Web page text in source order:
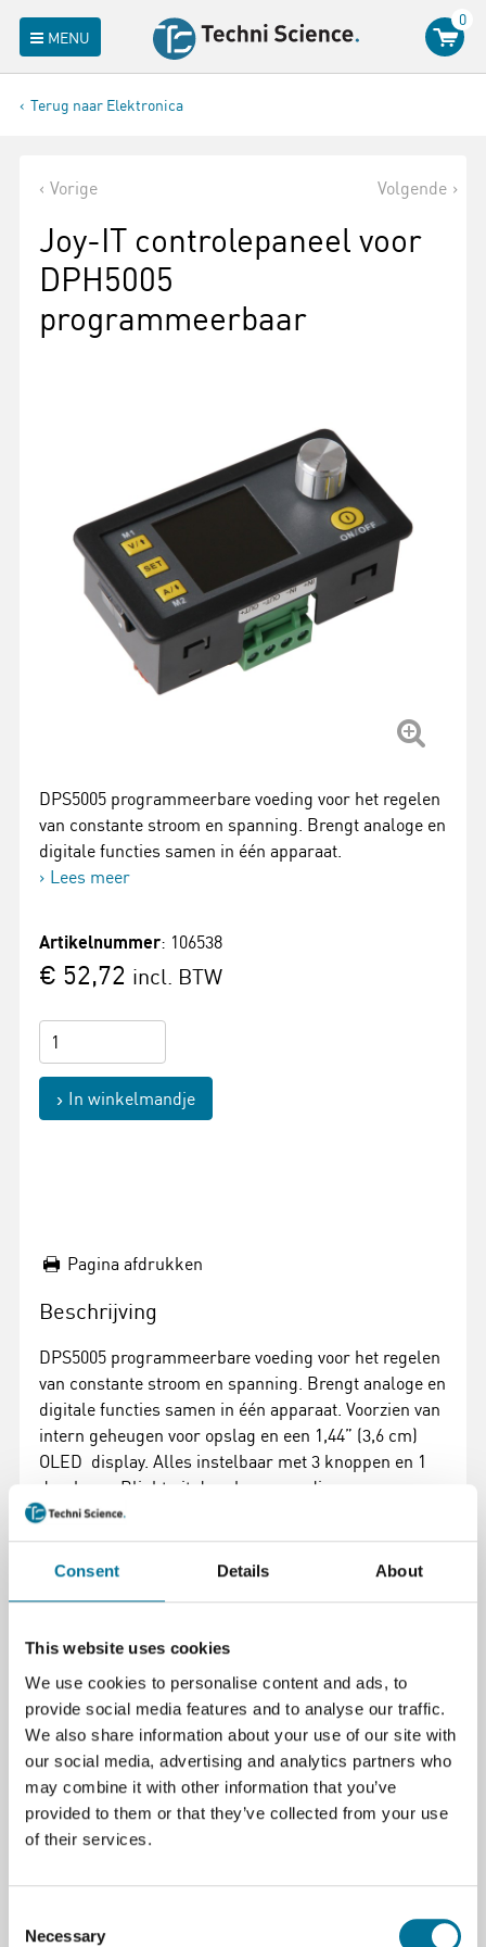
Consent Details About
This website uses cookies
We use cookies to personalise content and ads, to
provide social media features and to analyse our traffic.
We also share information about your use of our site with
our social media, advertising and analytics partners who
may combine it with other information that you’ve
provided to them or that they’ve collected from your use
of their services.
Selection
Necessary
MENU
0
Terug naar Elektronica
Vorige Volgende
Joy-IT controlepaneel voor
DPH5005
programmeerbaar
DPS5005 programmeerbare voeding voor het regelen
van constante stroom en spanning. Brengt analoge en
digitale functies samen in één apparaat.
Lees meer
Artikelnummer: 106538
€ 52,72 incl. BTW
In winkelmandje
Pagina afdrukken
Beschrijving
DPS5005 programmeerbare voeding voor het regelen
van constante stroom en spanning. Brengt analoge en
digitale functies samen in één apparaat. Voorzien van
intern geheugen voor opslag en een 1,44” (3,6 cm)
OLED display. Alles instelbaar met 3 knoppen en 1
draaknop. Blinkt uit door hoogwaardige
componenten en de optie voor externe communicatie.
Kan worden uitgerust met een behuizing, BT- en
USB-module.
• Model: DPS5005
• Invoerspanning: 6 - 55 V (DC)
• Uitvoerspanning: 0 - 50 V
• Resolutie: 0,01 V
• Stroom: 0 - 5 A
• Resolutie: 0,01 A
• Vermogen: 0 - 250 W
• Rimpel: 100mV(pp) bij maximale belasting
• Behuizingsuitsparing: 39 x 71 mm
Afmeting: 42 x 45 x 80 mm